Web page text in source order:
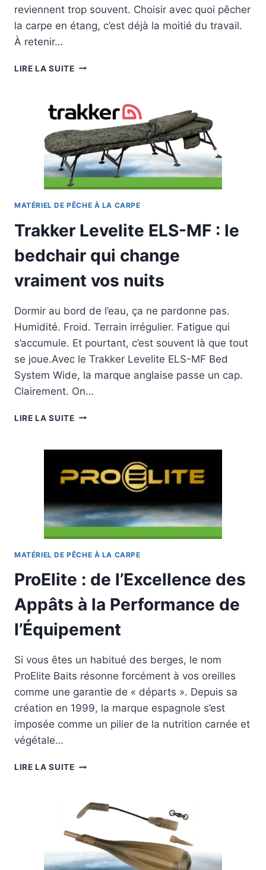
reviennent trop souvent. Choisir avec quoi pêcher
la carpe en étang, c’est déjà la moitié du travail.
À retenir…
LIRE LA SUITEAVEC
LA
CARPE
EN
ÉTANG
?
MATÉRIEL DE PÊCHE À LA CARPE
Trakker Levelite ELS-MF : le
bedchair qui change
vraiment vos nuits
Dormir au bord de l’eau, ça ne pardonne pas.
Humidité. Froid. Terrain irrégulier. Fatigue qui
s’accumule. Et pourtant, c’est souvent là que tout
se joue.Avec le Trakker Levelite ELS-MF Bed
System Wide, la marque anglaise passe un cap.
Clairement. On…
LIRE LA SUITETRAKKER
MF
LE
QUI
CHANGE
VRAIMENT
VOS
NUITS
MATÉRIEL DE PÊCHE À LA CARPE
ProElite : de l’Excellence des
Appâts à la Performance de
l’Équipement
Si vous êtes un habitué des berges, le nom
ProElite Baits résonne forcément à vos oreilles
comme une garantie de « départs ». Depuis sa
création en 1999, la marque espagnole s’est
imposée comme un pilier de la nutrition carnée et
végétale…
LIRE LA SUITEPROELITE
L’EXCELLENCE
DES
À
LA
PERFORMANCE